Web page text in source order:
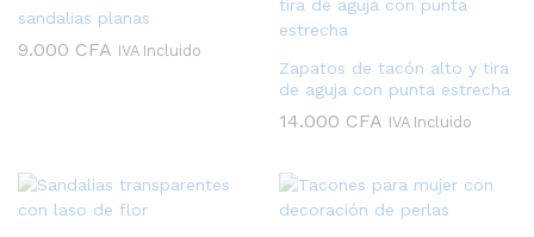
sandalias planas
9.000 CFA IVA Incluido
Zapatos de tacón alto y tira
de aguja con punta estrecha
14.000 CFA IVA Incluido